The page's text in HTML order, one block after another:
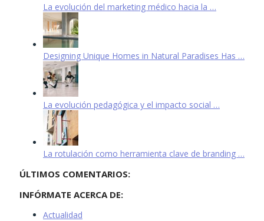
La evolución del marketing médico hacia la …
Designing Unique Homes in Natural Paradises Has …
La evolución pedagógica y el impacto social …
La rotulación como herramienta clave de branding …
ÚLTIMOS COMENTARIOS:
INFÓRMATE ACERCA DE:
Actualidad